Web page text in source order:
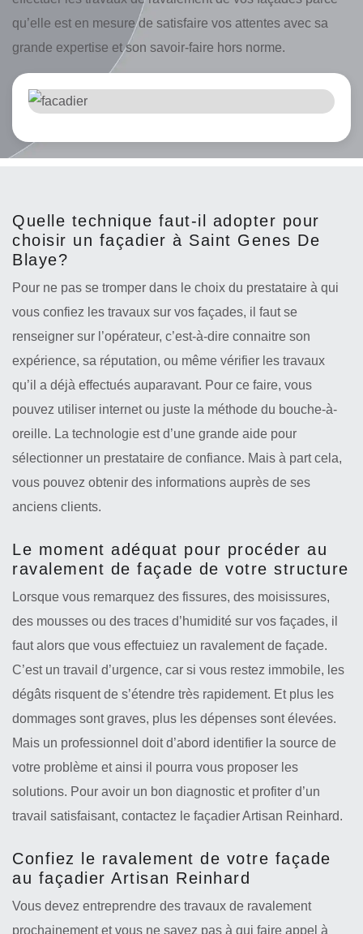
qu’elle est en mesure de satisfaire vos attentes avec sa
grande expertise et son savoir-faire hors norme.
Quelle technique faut-il adopter pour
choisir un façadier à Saint Genes De
Blaye?
Pour ne pas se tromper dans le choix du prestataire à qui
vous confiez les travaux sur vos façades, il faut se
renseigner sur l’opérateur, c’est-à-dire connaitre son
expérience, sa réputation, ou même vérifier les travaux
qu’il a déjà effectués auparavant. Pour ce faire, vous
pouvez utiliser internet ou juste la méthode du bouche-à-
oreille. La technologie est d’une grande aide pour
sélectionner un prestataire de confiance. Mais à part cela,
vous pouvez obtenir des informations auprès de ses
anciens clients.
Le moment adéquat pour procéder au
ravalement de façade de votre structure
Lorsque vous remarquez des fissures, des moisissures,
des mousses ou des traces d’humidité sur vos façades, il
faut alors que vous effectuiez un ravalement de façade.
C’est un travail d’urgence, car si vous restez immobile, les
dégâts risquent de s’étendre très rapidement. Et plus les
dommages sont graves, plus les dépenses sont élevées.
Mais un professionnel doit d’abord identifier la source de
votre problème et ainsi il pourra vous proposer les
solutions. Pour avoir un bon diagnostic et profiter d’un
travail satisfaisant, contactez le façadier Artisan Reinhard.
Confiez le ravalement de votre façade
au façadier Artisan Reinhard
Vous devez entreprendre des travaux de ravalement
prochainement et vous ne savez pas à qui faire appel à